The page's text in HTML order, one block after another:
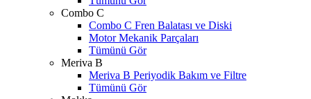
Combo C
Combo C Fren Balatası ve Diski
Motor Mekanik Parçaları
Tümünü Gör
Meriva B
Meriva B Periyodik Bakım ve Filtre
Tümünü Gör